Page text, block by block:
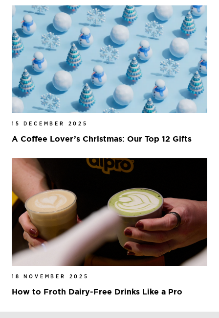
15 DECEMBER 2025
A Coffee Lover’s Christmas: Our Top 12 Gifts
18 NOVEMBER 2025
How to Froth Dairy-Free Drinks Like a Pro